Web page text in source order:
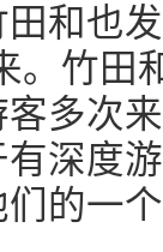
和也
。竹田
多次
深度
的一